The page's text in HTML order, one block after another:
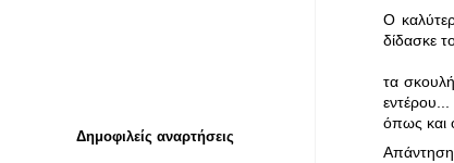
Ο
δίδασκε
τα
εντέρου...
όπως και
Απάντηση
Δημοφιλείς αναρτήσεις